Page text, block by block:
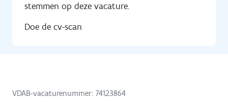
stemmen op deze vacature.
Doe de cv-scan
VDAB-vacaturenummer: 74123864